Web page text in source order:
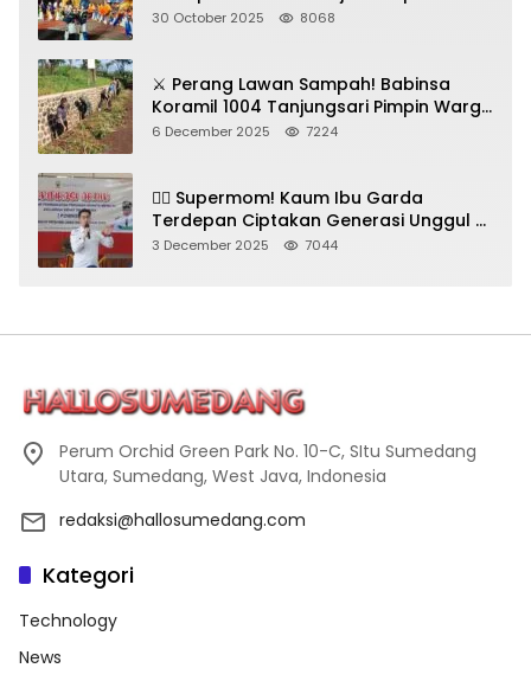
Seni Budaya!
30 October 2025 8068
⚔️ Perang Lawan Sampah! Babinsa
Koramil 1004 Tanjungsari Pimpin Warga
Bersihkan Gorong-Gorong & Plastik
6 December 2025 7224
🦸‍♀️ Supermom! Kaum Ibu Garda
Terdepan Ciptakan Generasi Unggul di
Sumedang
3 December 2025 7044
Perum Orchid Green Park No. 10-C, SItu Sumedang
Utara, Sumedang, West Java, Indonesia
redaksi@hallosumedang.com
Kategori
Technology
News